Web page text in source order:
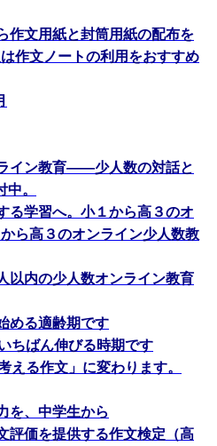
作文用紙と封筒用紙の配布を
作文ノートの利用をおすすめ
イン教育――少人数の対話と
。
る学習へ。小１から高３のオ
ら高３のオンライン少人数教
以内の少人数オンライン教育
める適齢期です
ちばん伸びる時期です
る作文」に変わります。
を、中学生から
評価を提供する作文検定（高